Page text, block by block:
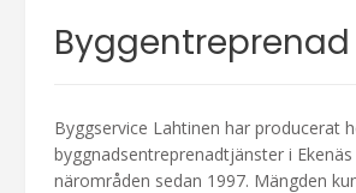
Byggentreprenad
Byggservice Lahtinen har producerat
byggnadsentreprenadtjänster i
närområden sedan 1997. Mängden